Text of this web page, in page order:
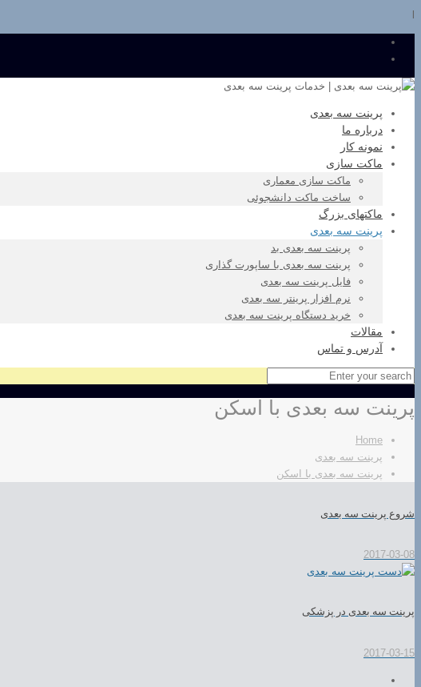
پرینت سه بعدی
درباره ما
نمونه کار
ماکت سازی
ماکت سازی معماری
ساخت ماکت دانشجوئی
ماکتهای بزرگ
پرینت سه بعدی
پرینت سه بعدی بد
پرینت سه بعدی با ساپورت گذاری
فایل پرینت سه بعدی
نرم افزار پرینتر سه بعدی
خرید دستگاه پرینت سه بعدی
مقالات
آدرس و تماس
پرینت سه بعدی با اسکن
Home
پرینت سه بعدی
پرینت سه بعدی با اسکن
شروع پرینت سه بعدی
2017-03-08
پرینت سه بعدی در پزشکی
2017-03-15